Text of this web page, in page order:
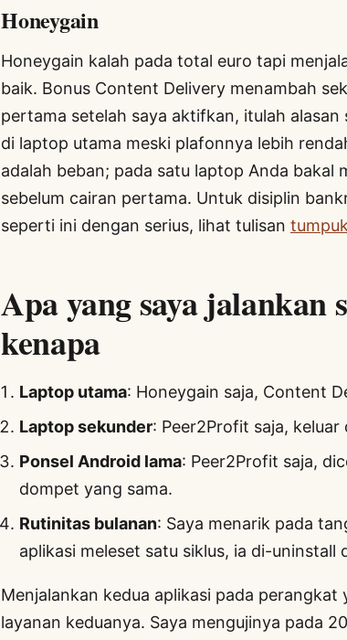
Honeygain
Honeygain kalah pada total euro tapi
baik. Bonus Content Delivery menambah
pertama setelah saya aktifkan, itulah
di laptop utama meski plafonnya lebih
adalah beban; pada satu laptop Anda bakal
sebelum cairan pertama. Untuk disiplin
seperti ini dengan serius, lihat tulisan
Apa yang saya jalankan
kenapa
Laptop utama: Honeygain saja, Content
Laptop sekunder: Peer2Profit saja, keluar
Ponsel Android lama: Peer2Profit saja,
dompet yang sama.
Rutinitas bulanan: Saya menarik pada
aplikasi meleset satu siklus, ia di-uninstall
Menjalankan kedua aplikasi pada
layanan keduanya. Saya mengujinya pada